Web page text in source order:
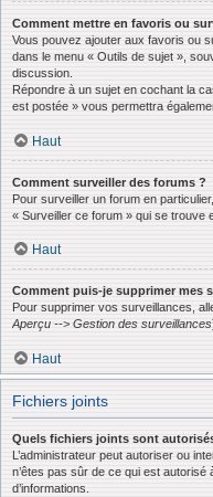
Comment mettre en favoris ou
Vous pouvez ajouter aux favoris ou
dans le menu « Outils de sujet »,
discussion.
Répondre à un sujet en cochant la
est postée » vous permettra
Haut
Comment surveiller des forums ?
Pour surveiller un forum en
« Surveiller ce forum » qui se trouve
Haut
Comment puis-je supprimer mes
Pour supprimer vos surveillances,
Aperçu --> Gestion des surveillances
Haut
Fichiers joints
Quels fichiers joints sont
L’administrateur peut autoriser ou
n’êtes pas sûr de ce qui est autorisé
d’informations.